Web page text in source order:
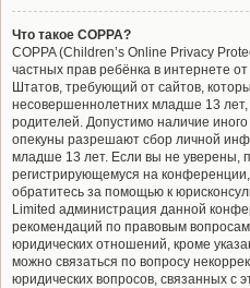
Что такое COPPA?
COPPA (Children’s Online Privacy
частных прав ребёнка в интернете
Штатов, требующий от сайтов,
несовершеннолетних младше 13 лет,
родителей. Допустимо наличие
опекуны разрешают сбор личной
младше 13 лет. Если вы не уверены,
регистрирующемуся на
обратитесь за помощью к
Limited администрация данной
рекомендаций по правовым
юридических отношений, кроме
можно связаться по вопросу
юридических вопросов, связанных с